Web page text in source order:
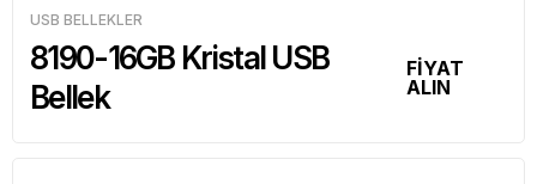
USB BELLEKLER
8190-16GB Kristal USB
Bellek
FİYAT
ALIN